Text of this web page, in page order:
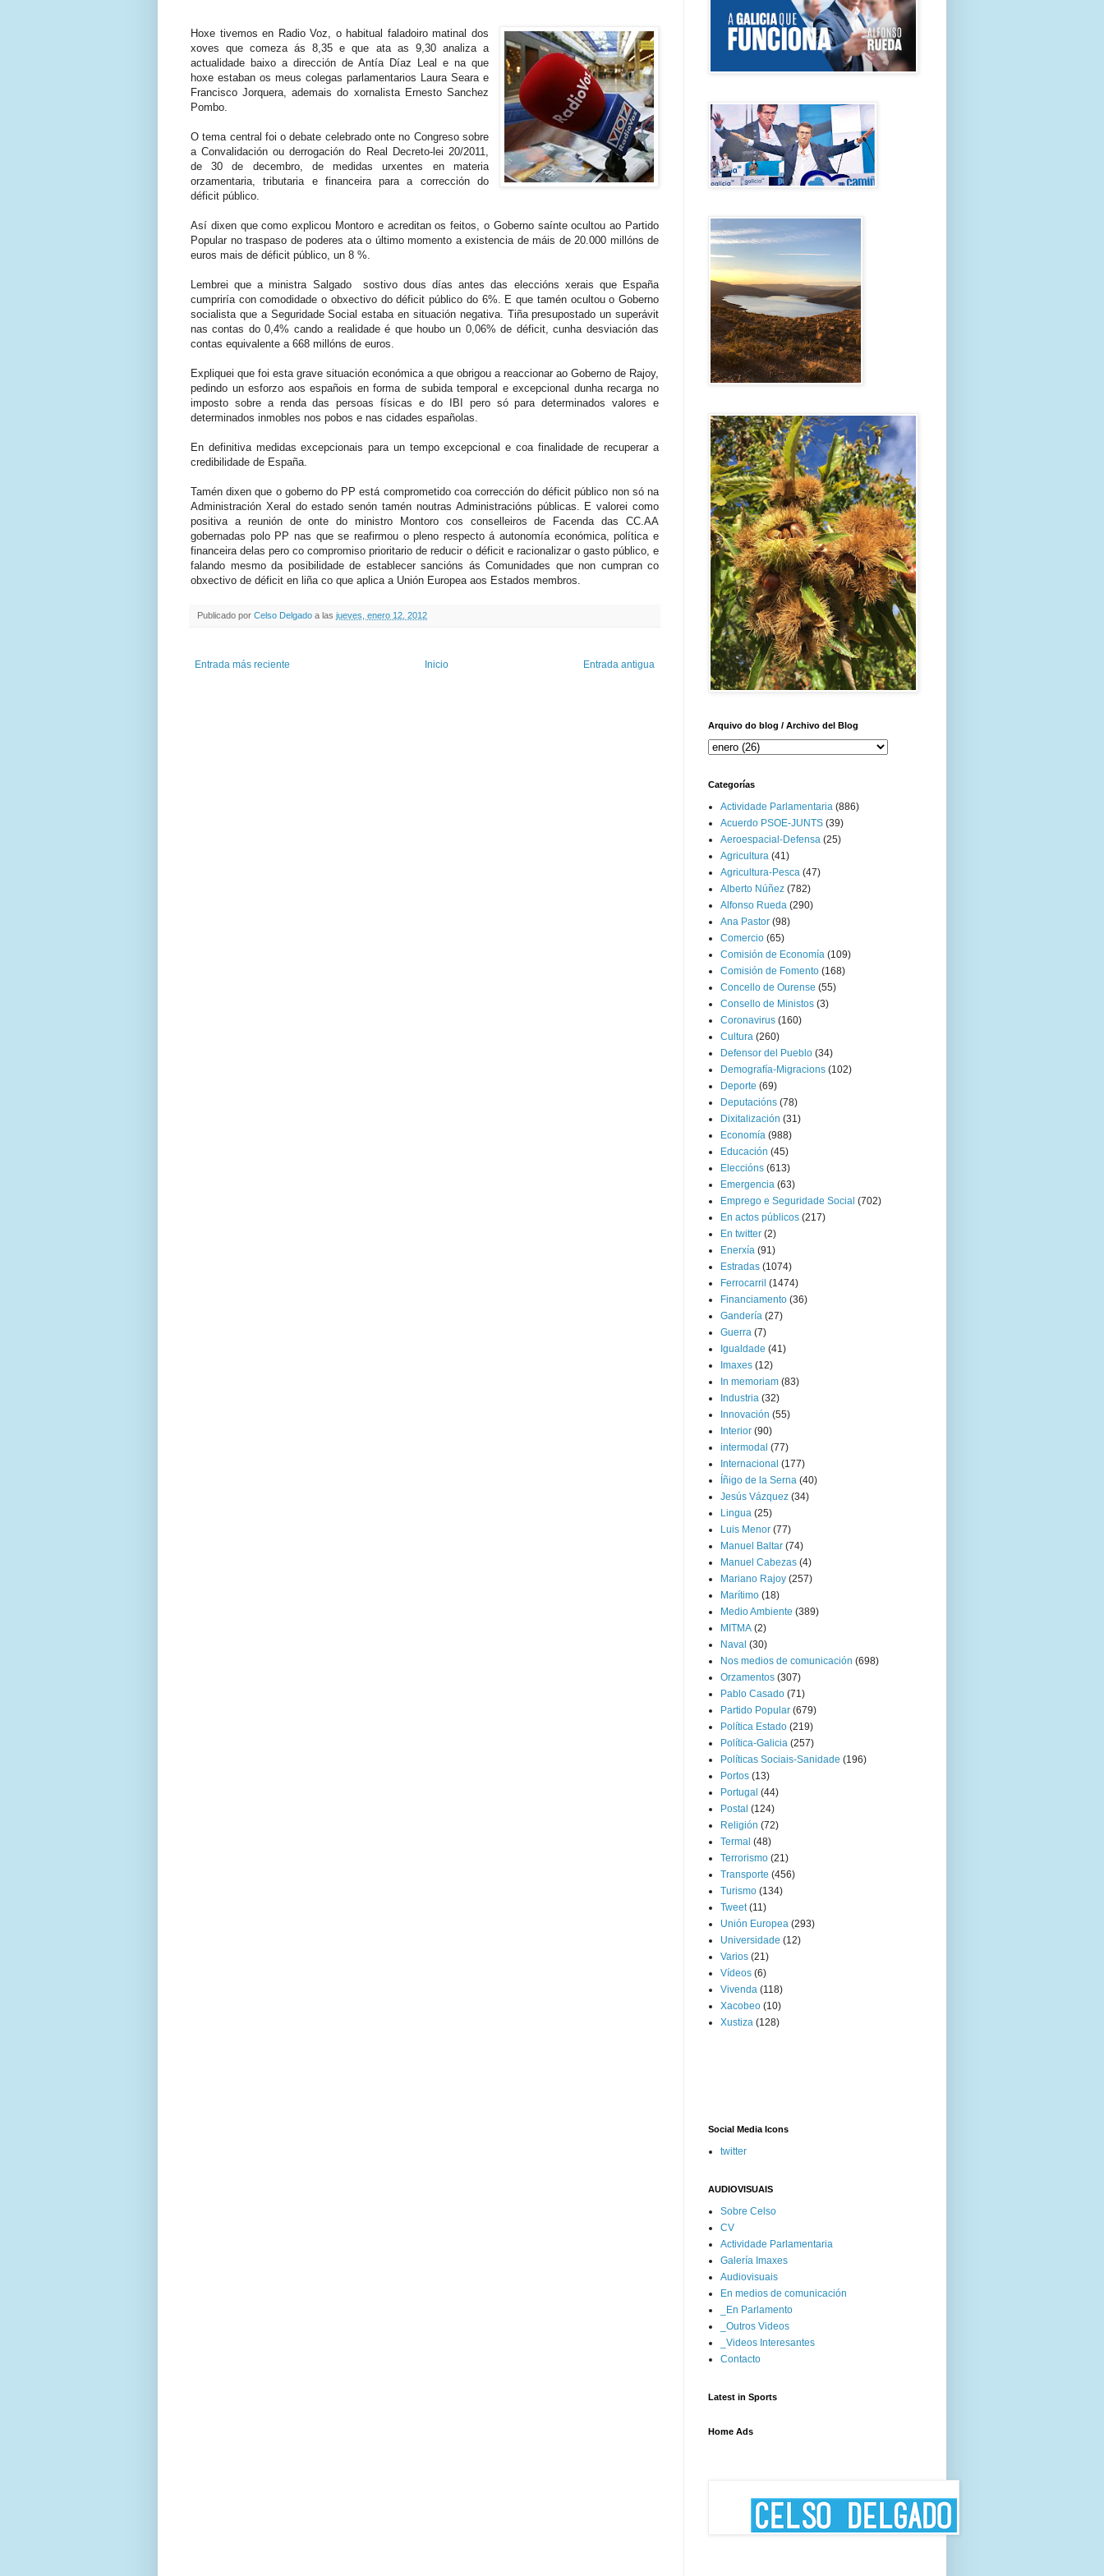
Hoxe tivemos en Radio Voz, o habitual faladoiro matinal dos
xoves que comeza ás 8,35 e que ata as 9,30 analiza a
actualidade baixo a dirección de Antía Díaz Leal e na que
hoxe estaban os meus colegas parlamentarios Laura Seara e
Francisco Jorquera, ademais do xornalista Ernesto Sanchez
Pombo.
O tema central foi o debate celebrado onte no Congreso sobre
a Convalidación ou derrogación do Real Decreto-lei 20/2011,
de 30 de decembro, de medidas urxentes en materia
orzamentaria, tributaria e financeira para a corrección do
déficit público.
Así dixen que como explicou Montoro e acreditan os feitos, o Goberno saínte ocultou ao Partido
Popular no traspaso de poderes ata o último momento a existencia de máis de 20.000 millóns de
euros mais de déficit público, un 8 %.
Lembrei que a ministra Salgado sostivo dous días antes das eleccións xerais que España
cumpriría con comodidade o obxectivo do déficit público do 6%. E que tamén ocultou o Goberno
socialista que a Seguridade Social estaba en situación negativa. Tiña presupostado un superávit
nas contas do 0,4% cando a realidade é que houbo un 0,06% de déficit, cunha desviación das
contas equivalente a 668 millóns de euros.
Expliquei que foi esta grave situación económica a que obrigou a reaccionar ao Goberno de Rajoy,
pedindo un esforzo aos españois en forma de subida temporal e excepcional dunha recarga no
imposto sobre a renda das persoas físicas e do IBI pero só para determinados valores e
determinados inmobles nos pobos e nas cidades españolas.
En definitiva medidas excepcionais para un tempo excepcional e coa finalidade de recuperar a
credibilidade de España.
Tamén dixen que o goberno do PP está comprometido coa corrección do déficit público non só na
Administración Xeral do estado senón tamén noutras Administracións públicas. E valorei como
positiva a reunión de onte do ministro Montoro cos conselleiros de Facenda das CC.AA
gobernadas polo PP nas que se reafirmou o pleno respecto á autonomía económica, política e
financeira delas pero co compromiso prioritario de reducir o déficit e racionalizar o gasto público, e
falando mesmo da posibilidade de establecer sancións ás Comunidades que non cumpran co
obxectivo de déficit en liña co que aplica a Unión Europea aos Estados membros.
Publicado por Celso Delgado a las jueves, enero 12, 2012
Entrada más reciente Entrada antigua
Inicio
Arquivo do blog / Archivo del Blog
Categorías
Actividade Parlamentaria (886)
Acuerdo PSOE-JUNTS (39)
Aeroespacial-Defensa (25)
Agricultura (41)
Agricultura-Pesca (47)
Alberto Núñez (782)
Alfonso Rueda (290)
Ana Pastor (98)
Comercio (65)
Comisión de Economía (109)
Comisión de Fomento (168)
Concello de Ourense (55)
Consello de Ministos (3)
Coronavirus (160)
Cultura (260)
Defensor del Pueblo (34)
Demografía-Migracions (102)
Deporte (69)
Deputacións (78)
Dixitalización (31)
Economía (988)
Educación (45)
Eleccións (613)
Emergencia (63)
Emprego e Seguridade Social (702)
En actos públicos (217)
En twitter (2)
Enerxía (91)
Estradas (1074)
Ferrocarril (1474)
Financiamento (36)
Gandería (27)
Guerra (7)
Igualdade (41)
Imaxes (12)
In memoriam (83)
Industria (32)
Innovación (55)
Interior (90)
intermodal (77)
Internacional (177)
Íñigo de la Serna (40)
Jesús Vázquez (34)
Lingua (25)
Luis Menor (77)
Manuel Baltar (74)
Manuel Cabezas (4)
Mariano Rajoy (257)
Marítimo (18)
Medio Ambiente (389)
MITMA (2)
Naval (30)
Nos medios de comunicación (698)
Orzamentos (307)
Pablo Casado (71)
Partido Popular (679)
Política Estado (219)
Política-Galicia (257)
Políticas Sociais-Sanidade (196)
Portos (13)
Portugal (44)
Postal (124)
Religión (72)
Termal (48)
Terrorismo (21)
Transporte (456)
Turismo (134)
Tweet (11)
Unión Europea (293)
Universidade (12)
Varios (21)
Vídeos (6)
Vivenda (118)
Xacobeo (10)
Xustiza (128)
Social Media Icons
twitter
AUDIOVISUAIS
Sobre Celso
CV
Actividade Parlamentaria
Galería Imaxes
Audiovisuais
En medios de comunicación
_En Parlamento
_Outros Videos
_Videos Interesantes
Contacto
Latest in Sports
Home Ads